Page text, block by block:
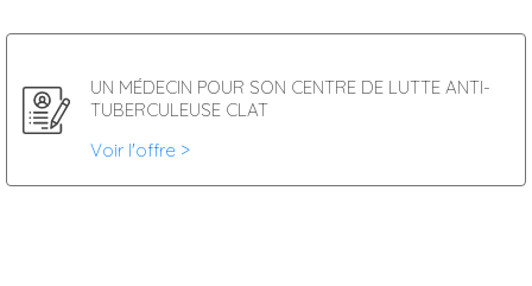
UN MÉDECIN POUR SON CENTRE DE LUTTE ANTI-
TUBERCULEUSE CLAT
Voir l'offre >